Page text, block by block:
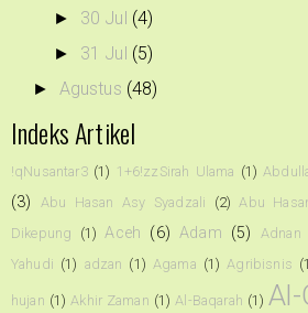
► 30 Jul (4)
► 31 Jul (5)
► Agustus (48)
Indeks Artikel
!qNusantar3 (1) 1+6!zzSirah Ulama (1)
(3)
Abu Hasan Asy Syadzali (2) Abu
Dikepung
(1) Aceh (6) Adam (5) Adnan
Yahudi (1) adzan (1) Agama (1) Agribisnis
hujan (1) Akhir Zaman (1) Al-Baqarah (1) Al-